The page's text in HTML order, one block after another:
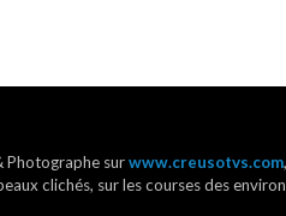
Photographe surwww.creusotvs.com
clichés, sur les courses des